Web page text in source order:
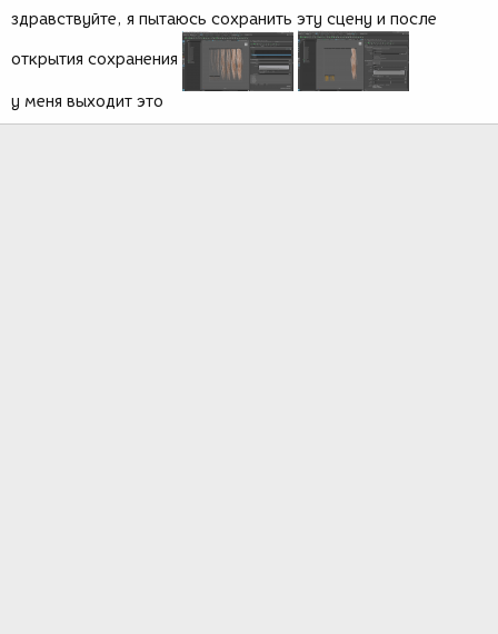
и
здравствуйте, я пытаюсь сохранить эту сцену и после
открытия сохранения
у меня выходит это